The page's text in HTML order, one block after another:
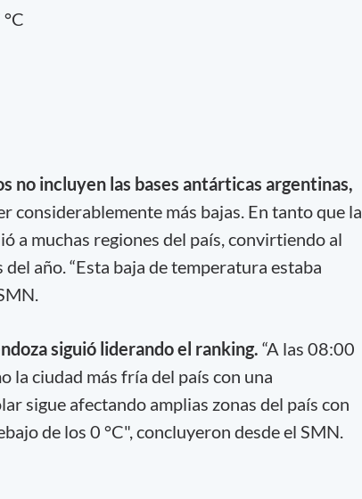
no incluyen las bases antárticas argentinas,
considerablemente más bajas. En tanto que la
a muchas regiones del país, convirtiendo al
año. “Esta baja de temperatura estaba
siguió liderando el ranking. “A las 08:00
la ciudad más fría del país con una
sigue afectando amplias zonas del país con
de los 0 °C", concluyeron desde el SMN.